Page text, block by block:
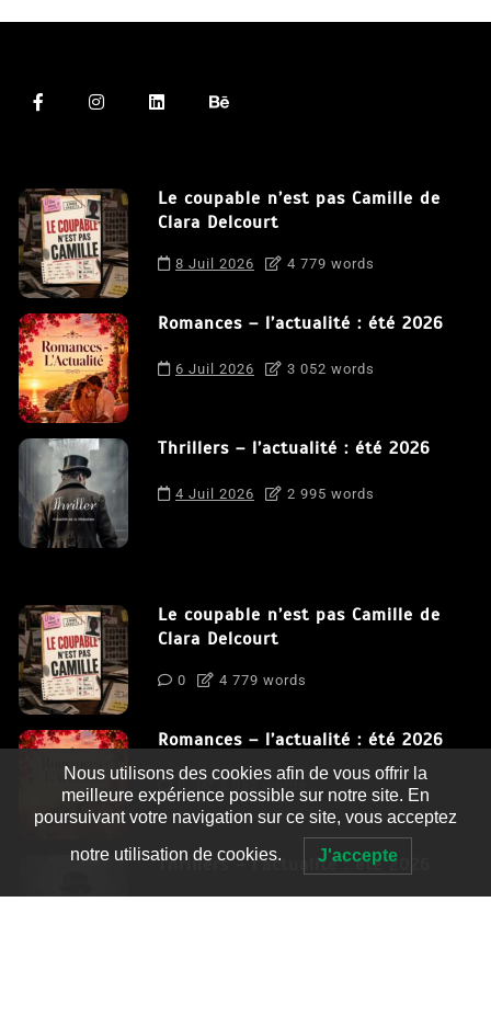
Le coupable n’est pas Camille de
Clara Delcourt
8 Juil 2026 4 779 words
Romances – l’actualité : été 2026
6 Juil 2026 3 052 words
Thrillers – l’actualité : été 2026
4 Juil 2026 2 995 words
Le coupable n’est pas Camille de
Clara Delcourt
0 4 779 words
Romances – l’actualité : été 2026
0 3 052 words
Thrillers – l’actualité : été 2026
Nous utilisons des cookies afin de vous offrir la
meilleure expérience possible sur notre site. En
poursuivant votre navigation sur ce site, vous acceptez
notre utilisation de cookies. J'accepte